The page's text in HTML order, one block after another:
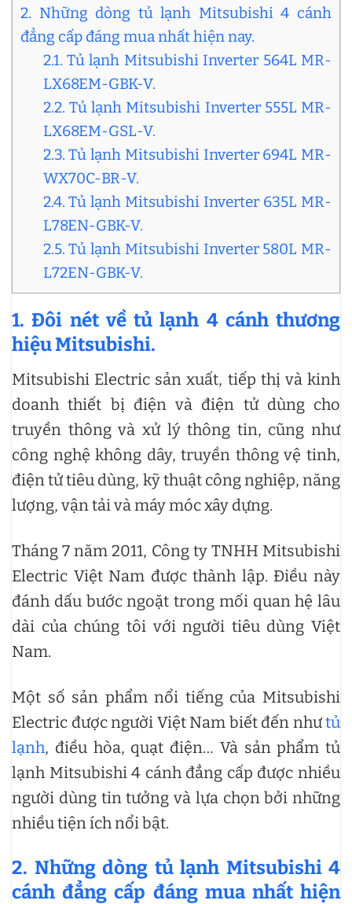
2. Những dòng tủ lạnh Mitsubishi 4 cánh
đẳng cấp đáng mua nhất hiện nay.
2.1. Tủ lạnh Mitsubishi Inverter 564L MR-
LX68EM-GBK-V.
2.2. Tủ lạnh Mitsubishi Inverter 555L MR-
LX68EM-GSL-V.
2.3. Tủ lạnh Mitsubishi Inverter 694L MR-
WX70C-BR-V.
2.4. Tủ lạnh Mitsubishi Inverter 635L MR-
L78EN-GBK-V.
2.5. Tủ lạnh Mitsubishi Inverter 580L MR-
L72EN-GBK-V.
1. Đôi nét về tủ lạnh 4 cánh thương
hiệu Mitsubishi.
Mitsubishi Electric sản xuất, tiếp thị và kinh
doanh thiết bị điện và điện tử dùng cho
truyền thông và xử lý thông tin, cũng như
công nghệ không dây, truyền thông vệ tinh,
điện tử tiêu dùng, kỹ thuật công nghiệp, năng
lượng, vận tải và máy móc xây dựng.
Tháng 7 năm 2011, Công ty TNHH Mitsubishi
Electric Việt Nam được thành lập. Điều này
đánh dấu bước ngoặt trong mối quan hệ lâu
dài của chúng tôi với người tiêu dùng Việt
Nam.
Một số sản phẩm nổi tiếng của Mitsubishi
Electric được người Việt Nam biết đến nhưtủ
lạnh, điều hòa, quạt điện… Và sản phẩm tủ
lạnh Mitsubishi 4 cánh đẳng cấp được nhiều
người dùng tin tưởng và lựa chọn bởi những
nhiều tiện ích nổi bật.
2. Những dòng tủ lạnh Mitsubishi 4
cánh đẳng cấp đáng mua nhất hiện